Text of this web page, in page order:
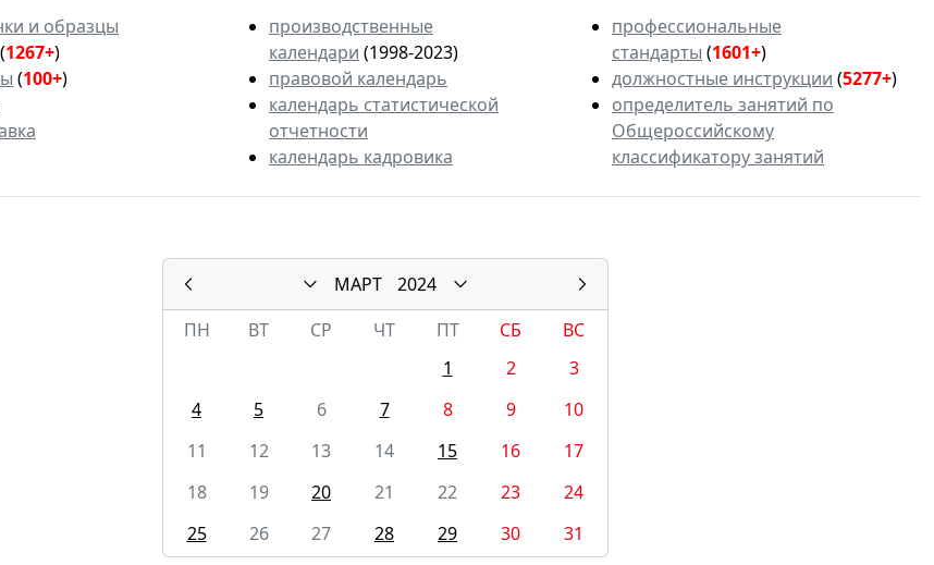
и образцы
(1267+)
(100+)
производственные
календари (1998-2023)
правовой календарь
календарь статистической
отчетности
календарь кадровика
профессиональные
стандарты (1601+)
должностные инструкции (5277+)
определитель занятий по
Общероссийскому
классификатору занятий
МАРТ
2024
ПН
ВТ СР ЧТ ПТ СБ
ВС
1
2
3
4
5 6 7 8 9
10
11
12 13 14 15 16
17
18
19 20 21 22 23
24
25
26 27 28 29 30 31